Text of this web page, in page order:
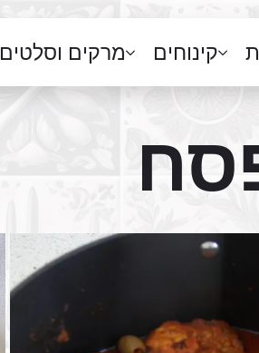
קינוחים מרקים וסלטים